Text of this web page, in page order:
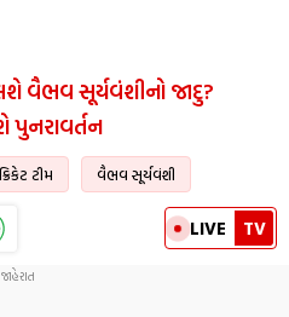
વૈભવ સૂર્યવંશીનો જાદુ?
પુનરાવર્તન
ટીમ વૈભવ સૂર્યવંશી
LIVE TV